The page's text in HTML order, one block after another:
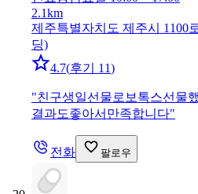
2.1km
제주특별자치도 제주시 1100
딩)
4.7(후기 11)
"친구생일선물로보톡스선물
결과도좋아서만족합니다"
전화 팔로우